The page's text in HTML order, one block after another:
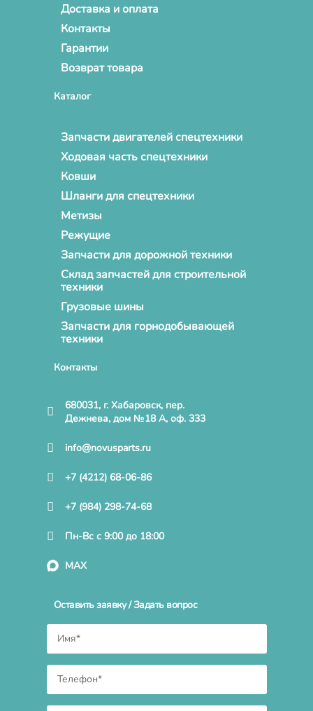
Доставка и оплата
Контакты
Гарантии
Возврат товара
Каталог
Запчасти двигателей спецтехники
Ходовая часть спецтехники
Ковши
Шланги для спецтехники
Метизы
Режущие
Запчасти для дорожной техники
Склад запчастей для строительной
техники
Грузовые шины
Запчасти для горнодобывающей
техники
Контакты
680031, г. Хабаровск, пер.
Дежнева, дом №18 А, оф. 333
info@novusparts.ru
+7 (4212) 68-06-86
+7 (984) 298-74-68
Пн-Вс с 9:00 до 18:00
MAX
Оставить заявку / Задать вопрос